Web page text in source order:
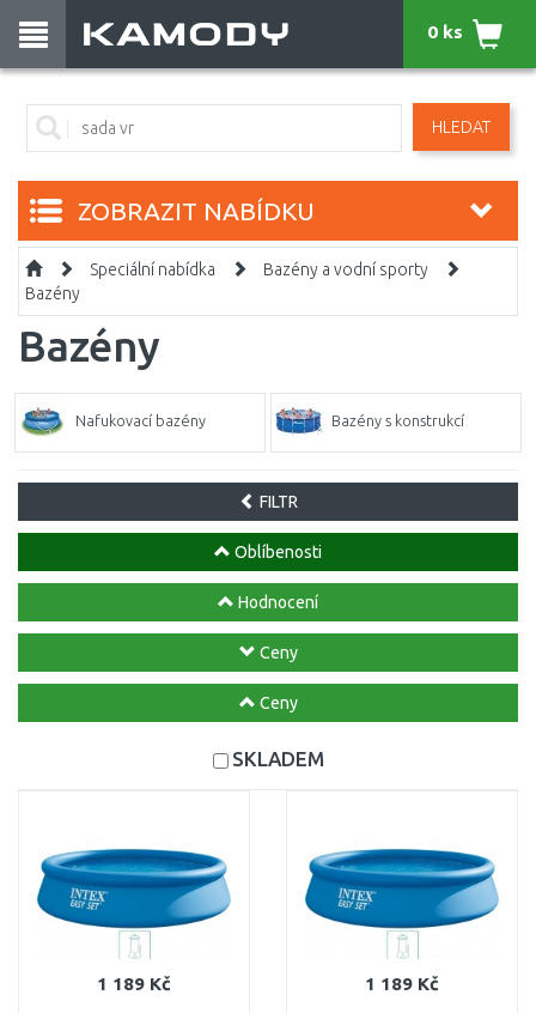
HLEDAT
0 ks
ZOBRAZIT NABÍDKU
Speciální nabídka
Bazény a vodní sporty
Bazény
Bazény
Nafukovací bazény Bazény s konstrukcí
FILTR
Oblíbenosti
Hodnocení
Ceny
Ceny
SKLADEM
1 189 Kč 1 189 Kč